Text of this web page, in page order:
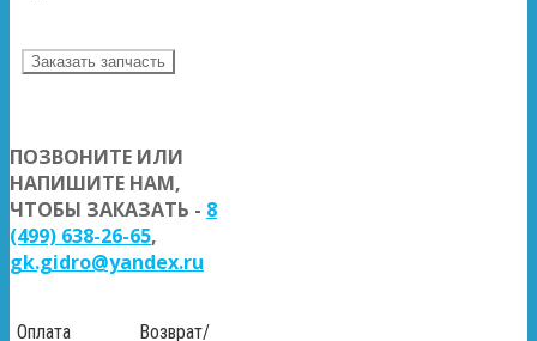
Заказать запчасть
ПОЗВОНИТЕ ИЛИ
НАПИШИТЕ НАМ,
ЧТОБЫ ЗАКАЗАТЬ - 8
(499) 638-26-65,
gk.gidro@yandex.ru
Оплата
Возврат/